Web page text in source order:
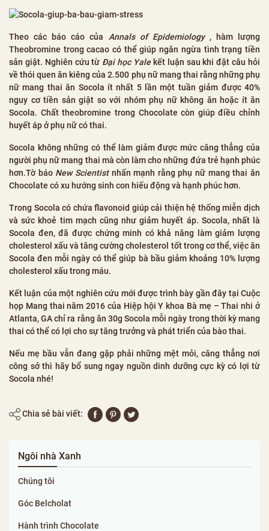
Theo các báo cáo của Annals of Epidemiology, hàm lượng
Theobromine trong cacao có thể giúp ngăn ngừa tình trạng tiền
sản giật. Nghiên cứu từ Đại học Yalekết luận sau khi đặt câu hỏi
về thói quen ăn kiêng của 2.500 phụ nữ mang thai rằng những phụ
nữ mang thai ăn Socola ít nhất 5 lần một tuần giảm được 40%
nguy cơ tiền sản giật so với nhóm phụ nữ không ăn hoặc ít ăn
Socola. Chất theobromine trong Chocolate còn giúp điều chỉnh
huyết áp ở phụ nữ có thai.
Socola không những có thể làm giảm được mức căng thẳng của
người phụ nữ mang thai mà còn làm cho những đứa trẻ hạnh phúc
hơn.Tờ báo New Scientistnhấn mạnh rằng phụ nữ mang thai ăn
Chocolate có xu hướng sinh con hiếu động và hạnh phúc hơn.
Trong Socola có chứa flavonoid giúp cải thiện hệ thống miễn dịch
và sức khoẻ tim mạch cũng như giảm huyết áp. Socola, nhất là
Socola đen, đã được chứng minh có khả năng làm giảm lượng
cholesterol xấu và tăng cường cholesterol tốt trong cơ thể, việc ăn
Socola đen mỗi ngày có thể giúp bà bầu giảm khoảng 10% lượng
cholesterol xấu trong máu.
Kết luận của một nghiên cứu mới được trình bày gần đây tại Cuộc
họp Mang thai năm 2016 của Hiệp hội Y khoa Bà mẹ – Thai nhi ở
Atlanta, GA chỉ ra rằng ăn 30g Socola mỗi ngày trong thời kỳ mang
thai có thể có lợi cho sự tăng trưởng và phát triển của bào thai.
Nếu mẹ bầu vẫn đang gặp phải những mệt mỏi, căng thẳng nơi
công sở thì hãy bổ sung ngay nguồn dinh dưỡng cực kỳ có lợi từ
Socola nhé!
Chia sẻ bài viết:
Ngôi nhà Xanh
Chúng tôi
Góc Belcholat
Hành trình Chocolate